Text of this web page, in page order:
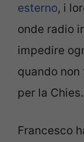
esterno, i
onde radio
impedire
quando non
per la Chies.
Francesco